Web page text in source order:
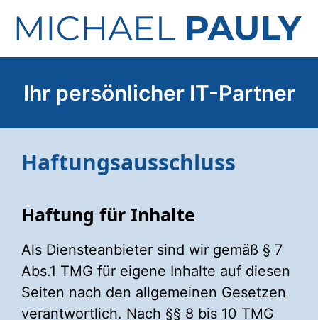
Inhalt
Ihr persönlicher IT-Partner
Haftungsausschluss
Haftung für Inhalte
Als Diensteanbieter sind wir gemäß § 7
Abs.1 TMG für eigene Inhalte auf diesen
Seiten nach den allgemeinen Gesetzen
verantwortlich. Nach §§ 8 bis 10 TMG